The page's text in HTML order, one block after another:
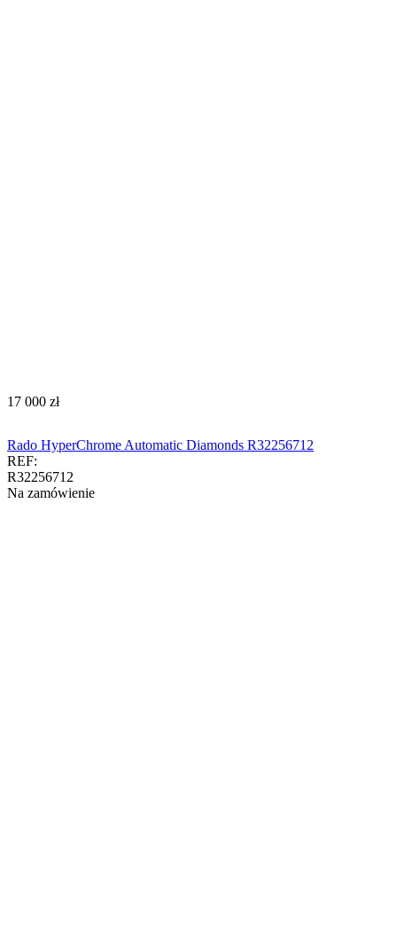
‍17 000‍ zł
Rado HyperChrome Automatic Diamonds R32256712
REF:
R32256712
Na zamówienie